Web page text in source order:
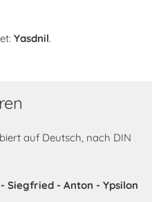
Yasdnil.
auf Deutsch, nach DIN
Siegfried - Anton - Ypsilon